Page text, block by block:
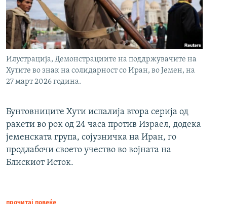
Илустрација, Демонстрациите на поддржувачите на
Хутите во знак на солидарност со Иран, во Јемен, на
27 март 2026 година.
Бунтовниците Хути испалија втора серија од
ракети во рок од 24 часа против Израел, додека
јеменската група, сојузничка на Иран, го
продлабочи своето учество во војната на
Блискиот Исток.